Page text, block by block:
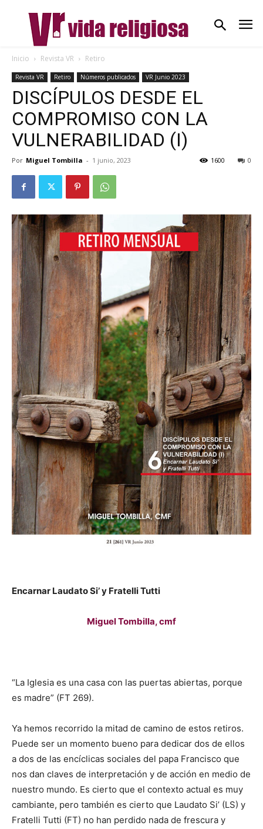
Inicio Revista VR Retiro
Revista VR Retiro Números publicados VR Junio 2023
DISCÍPULOS DESDE EL
COMPROMISO CON LA
VULNERABILIDAD (I)
Por Miguel Tombilla - 1 junio, 2023 0
1600
Encarnar Laudato Si’ y Fratelli Tutti
Miguel Tombilla, cmf
“La Iglesia es una casa con las puertas abiertas, porque
es madre” (FT 269).
Ya hemos recorrido la mitad de camino de estos retiros.
Puede ser un momento bueno para dedicar dos de ellos
a dos de las encíclicas sociales del papa Francisco que
nos dan claves de interpretación y de acción en medio de
nuestro mundo. Es cierto que el contexto actual es muy
cambiante, pero también es cierto que Laudato Si’ (LS) y
Fratelli Tutti (FT) no han perdido nada de frescura y